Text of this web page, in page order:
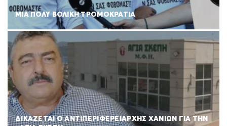
ΜΙΑ ΠΟΛΥ ΒΟΛΙΚΗ ΤΡΟΜΟΚΡΑΤΙΑ
ΔΙΚΑΖΕΤΑΙ Ο ΑΝΤΙΠΕΡΙΦΕΡΕΙΑΡΧΗΣ ΧΑΝΙΩΝ ΓΙΑ ΤΗΝ